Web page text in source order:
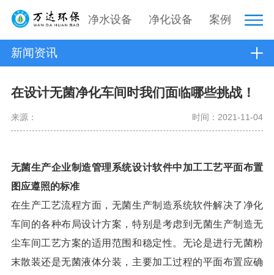
净水设备 净化设备 案例
新闻资讯
在设计无菌净化车间时我们面临哪些挑战！
来源： 时间：2021-11-04
无菌生产企业制造管理系统设计软件中加工工艺平面布置
图应遵照的标准
在生产工艺流程方面，无菌生产制造系统软件解决了净化
车间的各种布局设计方案，特别是考虑到无菌生产制造无
尘车间工艺方案的适用范围和稳定性。无论是进行无菌粉
末散装还是无菌液体分装，主要加工过程的平面布置应确